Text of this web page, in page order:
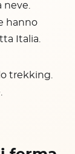
neve.
hanno
Italia.
trekking.